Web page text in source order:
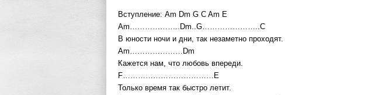
Вступление: Am Dm G C Am E
Am………………..Dm..G…………………..C
В юности ночи и дни, так незаметно проходят.
Am…………………Dm
Кажется нам, что любовь впереди.
F………………………………E
Только время так быстро летит.